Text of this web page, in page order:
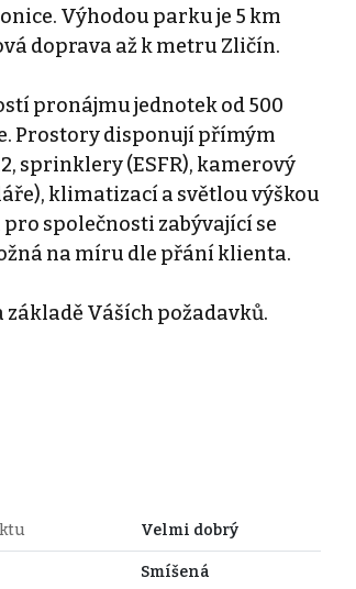
Výhodou parku je 5 km
doprava až k metru Zličín.
pronájmu jednotek od 500
Prostory disponují přímým
sprinklery (ESFR), kamerový
klimatizací a světlou výškou
společnosti zabývající se
na míru dle přání klienta.
Váších požadavků.
Velmi dobrý
Smíšená